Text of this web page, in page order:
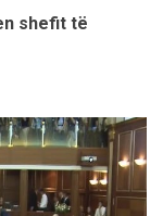
shefit të